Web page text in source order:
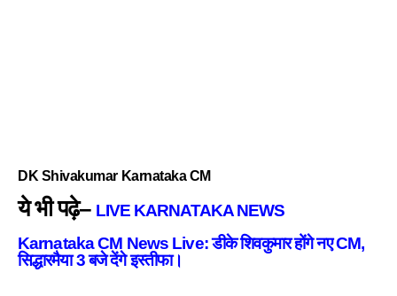
DK Shivakumar Karnataka CM
ये भी पढ़े– LIVE KARNATAKA NEWS
Karnataka CM News Live: डीके शिवकुमार होंगे नए CM,
सिद्धारमैया 3 बजे देंगे इस्तीफा।